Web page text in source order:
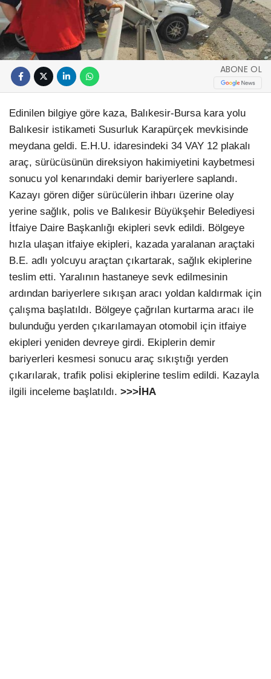
ABONE OL
Edinilen bilgiye göre kaza, Balıkesir-Bursa kara yolu
Balıkesir istikameti Susurluk Karapürçek mevkisinde
meydana geldi. E.H.U. idaresindeki 34 VAY 12 plakalı
araç, sürücüsünün direksiyon hakimiyetini kaybetmesi
sonucu yol kenarındaki demir bariyerlere saplandı.
Kazayı gören diğer sürücülerin ihbarı üzerine olay
yerine sağlık, polis ve Balıkesir Büyükşehir Belediyesi
İtfaiye Daire Başkanlığı ekipleri sevk edildi. Bölgeye
hızla ulaşan itfaiye ekipleri, kazada yaralanan araçtaki
B.E. adlı yolcuyu araçtan çıkartarak, sağlık ekiplerine
teslim etti. Yaralının hastaneye sevk edilmesinin
ardından bariyerlere sıkışan aracı yoldan kaldırmak için
çalışma başlatıldı. Bölgeye çağrılan kurtarma aracı ile
bulunduğu yerden çıkarılamayan otomobil için itfaiye
ekipleri yeniden devreye girdi. Ekiplerin demir
bariyerleri kesmesi sonucu araç sıkıştığı yerden
çıkarılarak, trafik polisi ekiplerine teslim edildi. Kazayla
ilgili inceleme başlatıldı. >>>İHA